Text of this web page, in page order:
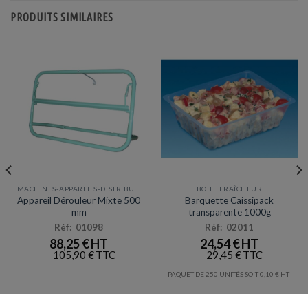
PRODUITS SIMILAIRES
Appareil Dérouleur Mixte 500
mm
Réf: 01098
88,25€
105,90 €
BOITE FRAÎCHEUR
Barquette Caissipack
transparente 1000g
Réf: 02011
24,54€
29,45 €
PAQUET DE 250 UNITÉS SOIT0,10 €